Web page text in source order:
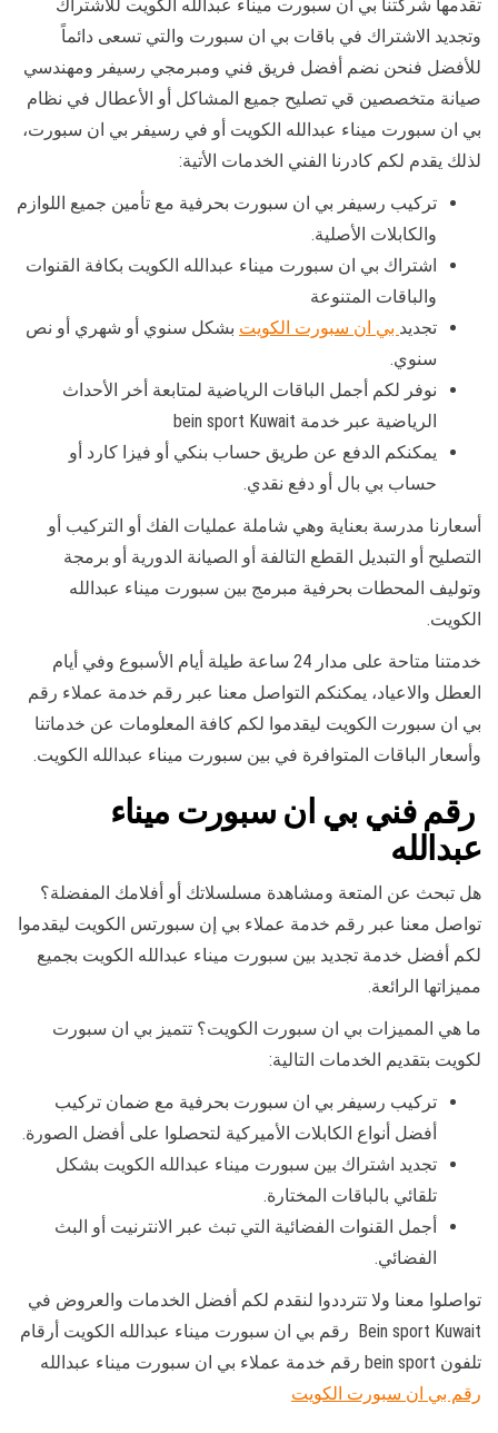
تقدمها شركتنا بي ان سبورت ميناء عبدالله الكويت للاشتراك
وتجديد الاشتراك في باقات بي ان سبورت والتي تسعى دائماً
للأفضل فنحن نضم أفضل فريق فني ومبرمجي رسيفر ومهندسي
صيانة متخصصين قي تصليح جميع المشاكل أو الأعطال في نظام
بي ان سبورت ميناء عبدالله الكويت أو في رسيفر بي ان سبورت،
لذلك يقدم لكم كادرنا الفني الخدمات الأتية:
تركيب رسيفر بي ان سبورت بحرفية مع تأمين جميع اللوازم
والكابلات الأصلية.
اشتراك بي ان سبورت ميناء عبدالله الكويت بكافة القنوات
والباقات المتنوعة
تجديد بي ان سبورت الكويت بشكل سنوي أو شهري أو نص
سنوي.
نوفر لكم أجمل الباقات الرياضية لمتابعة أخر الأحداث
الرياضية عبر خدمة bein sport Kuwait
يمكنكم الدفع عن طريق حساب بنكي أو فيزا كارد أو
حساب بي بال أو دفع نقدي.
أسعارنا مدرسة بعناية وهي شاملة عمليات الفك أو التركيب أو
التصليح أو التبديل القطع التالفة أو الصيانة الدورية أو برمجة
وتوليف المحطات بحرفية مبرمج بين سبورت ميناء عبدالله
الكويت.
خدمتنا متاحة على مدار 24 ساعة طيلة أيام الأسبوع وفي أيام
العطل والاعياد، يمكنكم التواصل معنا عبر رقم خدمة عملاء رقم
بي ان سبورت الكويت ليقدموا لكم كافة المعلومات عن خدماتنا
وأسعار الباقات المتوافرة في بين سبورت ميناء عبدالله الكويت.
رقم فني بي ان سبورت ميناء
عبدالله
هل تبحث عن المتعة ومشاهدة مسلسلاتك أو أفلامك المفضلة؟
تواصل معنا عبر رقم خدمة عملاء بي إن سبورتس الكويت ليقدموا
لكم أفضل خدمة تجديد بين سبورت ميناء عبدالله الكويت بجميع
مميزاتها الرائعة.
ما هي المميزات بي ان سبورت الكويت؟ تتميز بي ان سبورت
لكويت بتقديم الخدمات التالية:
تركيب رسيفر بي ان سبورت بحرفية مع ضمان تركيب
أفضل أنواع الكابلات الأميركية لتحصلوا على أفضل الصورة.
تجديد اشتراك بين سبورت ميناء عبدالله الكويت بشكل
تلقائي بالباقات المختارة.
أجمل القنوات الفضائية التي تبث عبر الانترنيت أو البث
الفضائي.
تواصلوا معنا ولا تترددوا لنقدم لكم أفضل الخدمات والعروض في
Bein sport Kuwait رقم بي ان سبورت ميناء عبدالله الكويت أرقام
تلفون bein sport رقم خدمة عملاء بي ان سبورت ميناء عبدالله
رقم بي ان سبورت الكويت